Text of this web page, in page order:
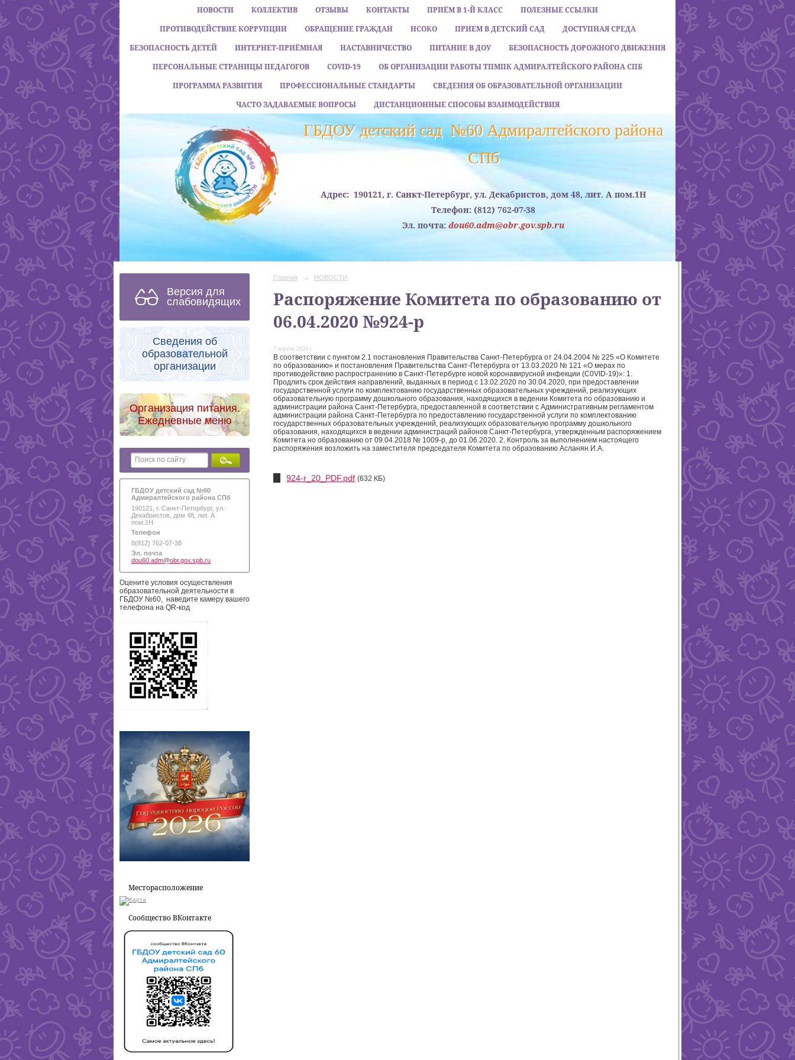
НОВОСТИ КОЛЛЕКТИВ ОТЗЫВЫ КОНТАКТЫ ПРИЁМ В 1-Й КЛАСС
ПОЛЕЗНЫЕ ССЫЛКИ
ПРОТИВОДЕЙСТВИЕ КОРРУПЦИИ
ОБРАЩЕНИЕ ГРАЖДАН НСОКО ПРИЕМ В ДЕТСКИЙ САД
ДОСТУПНАЯ СРЕДА
БЕЗОПАСНОСТЬ ДЕТЕЙ
ИНТЕРНЕТ-ПРИЁМНАЯ НАСТАВНИЧЕСТВО ПИТАНИЕ В ДОУ
БЕЗОПАСНОСТЬ ДОРОЖНОГО ДВИЖЕНИЯ
ПЕРСОНАЛЬНЫЕ СТРАНИЦЫ ПЕДАГОГОВ
COVID-19
ОБ ОРГАНИЗАЦИИ РАБОТЫ ТПМПК АДМИРАЛТЕЙСКОГО РАЙОНА СПБ
ПРОГРАММА РАЗВИТИЯ
ПРОФЕССИОНАЛЬНЫЕ СТАНДАРТЫ
СВЕДЕНИЯ ОБ ОБРАЗОВАТЕЛЬНОЙ ОРГАНИЗАЦИИ
ЧАСТО ЗАДАВАЕМЫЕ ВОПРОСЫ
ДИСТАНЦИОННЫЕ СПОСОБЫ ВЗАИМОДЕЙСТВИЯ
ГБДОУ детский сад №60 Адмиралтейского района
CПб
Адрес: 190121, г. Санкт-Петербург, ул. Декабристов, дом 48, лит. А пом.1Н
Телефон: (812) 762-07-38
Эл. почта: dou60.adm@obr.gov.spb.ru
Версия для
слабовидящих
Сведения об
образовательной
организации
Организация питания.
Ежедневные меню
ГБДОУ детский сад №60
Адмиралтейского района СПб
190121, г. Санкт-Петербург, ул.
Декабристов, дом 48, лит. А
пом.1Н
Телефон
8(812) 762-07-38
Эл. почта
dou60.adm@obr.gov.spb.ru
Оцените условия осуществления
образовательной деятельности в
ГБДОУ №60, наведите камеру вашего
телефона на QR-код
Месторасположение
Сообщество ВКонтакте
Главная → НОВОСТИ
Распоряжение Комитета по образованию от
06.04.2020 №924-р
7 апреля 2020 г.
В соответствии с пунктом 2.1 постановления Правительства Санкт-Петербурга от 24.04.2004 № 225 «О Комитете
по образованию» и постановления Правительства Санкт-Петербурга от 13.03.2020 № 121 «О мерах по
противодействию распространению в Санкт-Петербурге новой коронавирусной инфекции (C0VID-19)»: 1.
Продлить срок действия направлений, выданных в период с 13.02.2020 по 30.04.2020, при предоставлении
государственной услуги по комплектованию государственных образовательных учреждений, реализующих
образовательную программу дошкольного образования, находящихся в ведении Комитета по образованию и
администрации района Санкт-Петербурга, предоставленной в соответствии с Административным регламентом
администрации района Санкт-Петербурга по предоставлению государственной услуги по комплектованию
государственных образовательных учреждений, реализующих образовательную программу дошкольного
образования, находящихся в ведении администраций районов Санкт-Петербурга, утвержденным распоряжением
Комитета но образованию от 09.04.2018 № 1009-р, до 01.06.2020. 2. Контроль за выполнением настоящего
распоряжения возложить на заместителя председателя Комитета по образованию Асланян И.А.
924-r_20_PDF.pdf (632 КБ)